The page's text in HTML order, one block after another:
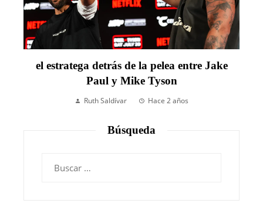
el estratega detrás de la pelea entre Jake
Paul y Mike Tyson
Ruth Saldívar Hace 2 años
Búsqueda